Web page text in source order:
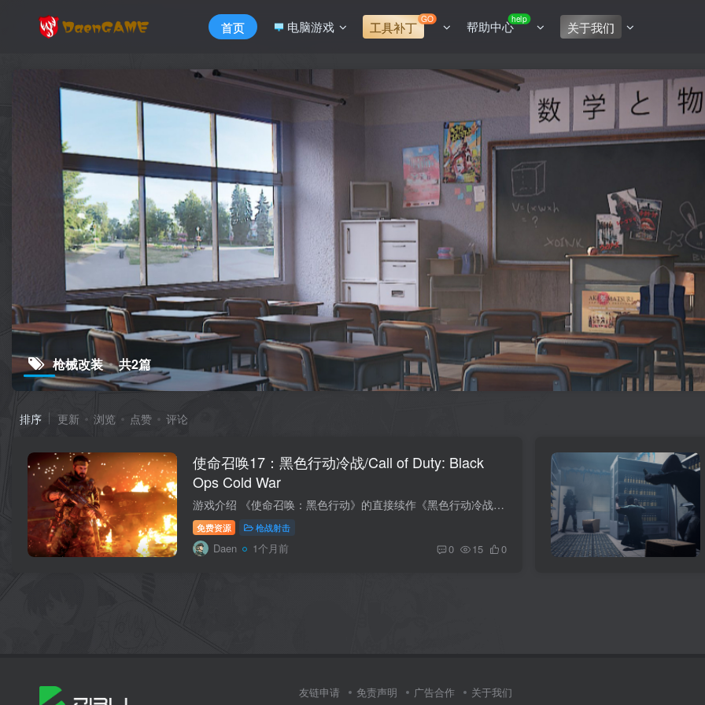
首页 电脑游戏 工具补丁 GO 帮助中心help 关于我们
枪械改装 共2篇
排序 更新 浏览 点赞 评论
使命召唤17：黑色行动冷战/Call of Duty: Black
Ops Cold War
游戏介绍 《使命召唤：黑色行动》的直接续作《黑色行动冷战》把时间倒回至上世纪80年代初，让粉丝们亲身体验冷战时期无比激烈的地缘政治对抗。 游戏安装码 版本介绍 v1.34|整合剧情+僵尸模式|容...
免费资源 枪战射击
Daen 1个月前 0 15 0
友链申请 免责声明 广告合作 关于我们